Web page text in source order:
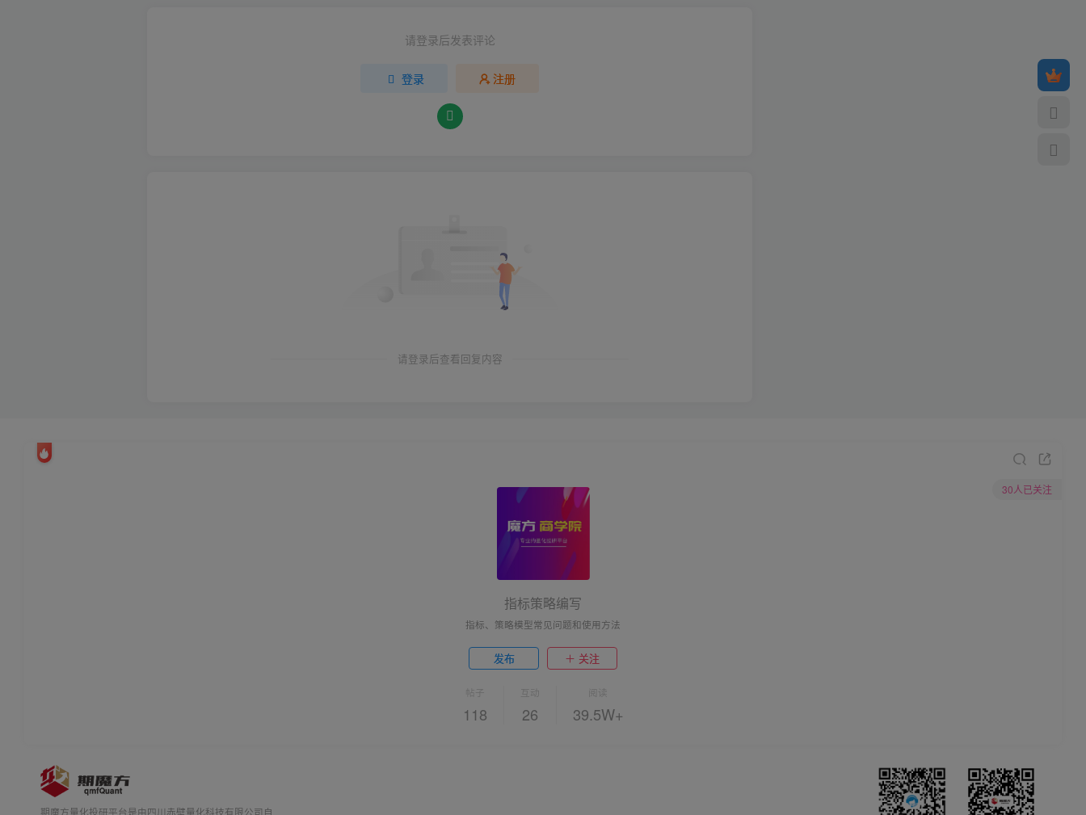
请登录后发表评论
登录 注册
请登录后查看回复内容
30人已关注
指标策略编写
指标、策略模型常见问题和使用方法
发布 关注
帖子
118
互动
26
阅读
39.5W+
期魔方量化投研平台是由四川赤壁量化科技有限公司自